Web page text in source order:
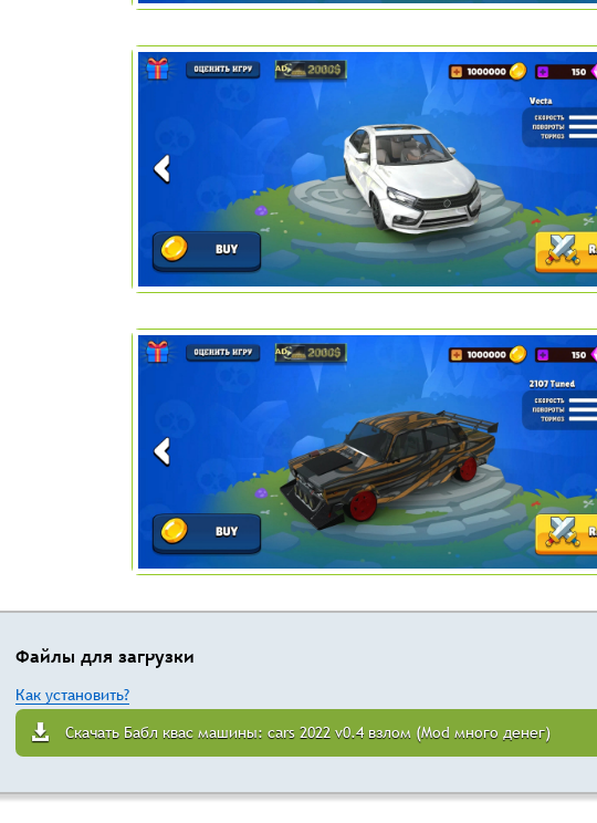
Файлы для загрузки
Как установить?
Скачать Бабл квас машины: cars 2022 v0.4 взлом (Mod много денег)